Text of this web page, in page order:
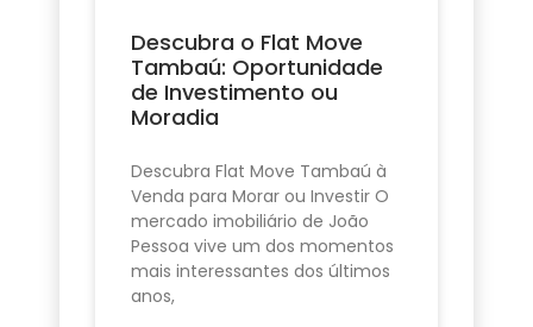
Descubra o Flat Move
Tambaú: Oportunidade
de Investimento ou
Moradia
Descubra Flat Move Tambaú à
Venda para Morar ou Investir O
mercado imobiliário de João
Pessoa vive um dos momentos
mais interessantes dos últimos
anos,